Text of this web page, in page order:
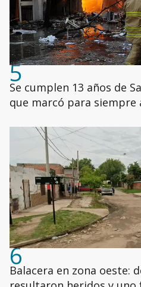
5
Se cumplen 13 años de
que marcó para siempre
6
Balacera en zona oeste: